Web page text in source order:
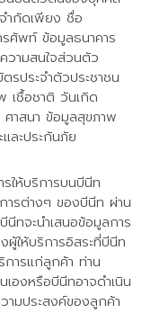
ำกัดเพียง ชื่อ
ศัพท์ ข้อมูลธนาคาร
วามสนใจส่วนตัว
รประจำตัวประชาชน
เชื้อชาติ วันเกิด
าสนา ข้อมูลสุขภาพ
ละประกันภัย
ให้บริการบนบีนีท
ารต่างๆ ของบีนีท ผ่าน
ทจะนำเสนอข้อมูลการ
ผู้ให้บริการอิสระที่บีนีท
การแก่ลูกค้า ท่าน
เองหรือบีนีทอาจดำเนิน
ามประสงค์ของลูกค้า